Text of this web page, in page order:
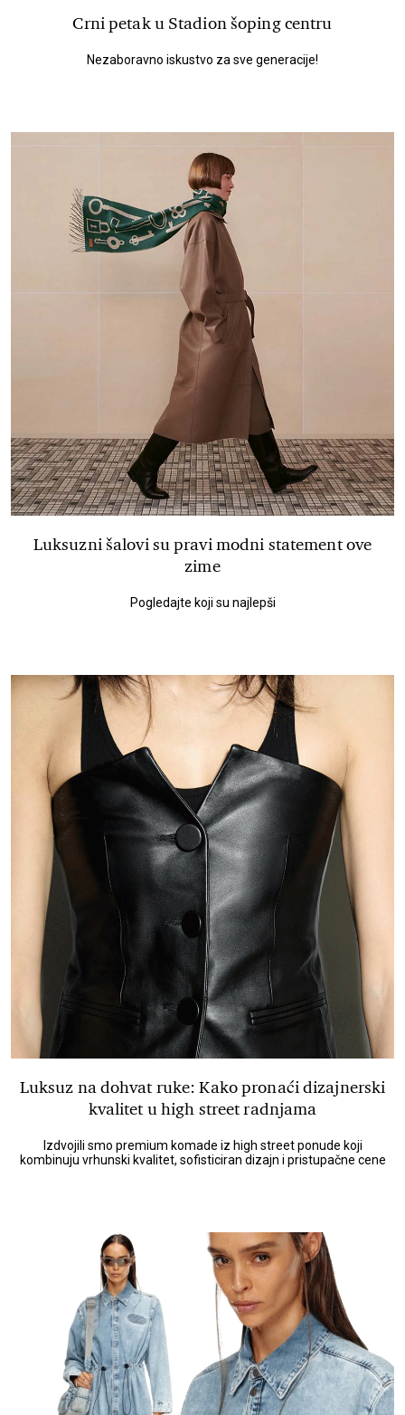
Crni petak u Stadion šoping centru
Nezaboravno iskustvo za sve generacije!
Luksuzni šalovi su pravi modni statement ove
zime
Pogledajte koji su najlepši
Luksuz na dohvat ruke: Kako pronaći dizajnerski
kvalitet u high street radnjama
Izdvojili smo premium komade iz high street ponude koji
kombinuju vrhunski kvalitet, sofisticiran dizajn i pristupačne cene